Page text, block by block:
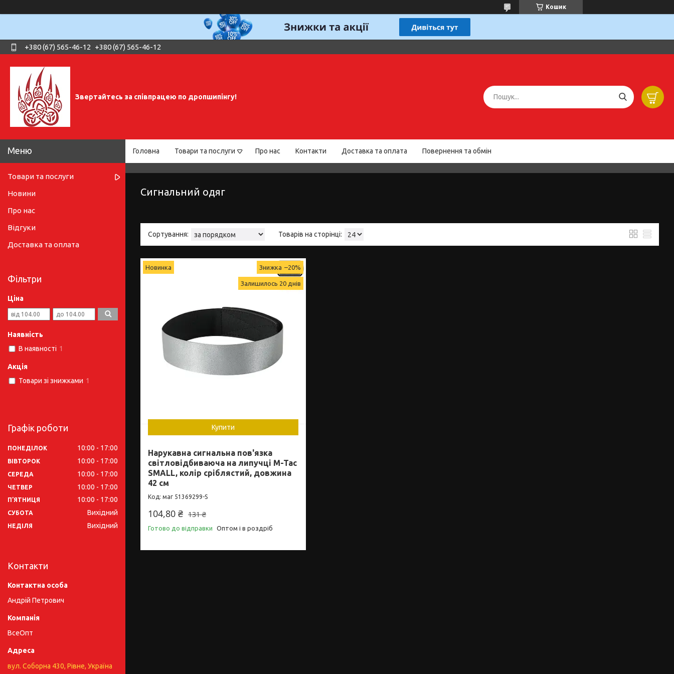
Кошик
+380 (67) 565-46-12 +380 (67) 565-46-12
Звертайтесь за співпрацею по дропшипінгу!
Головна Товари та послуги Про нас Контакти Доставка та оплата Повернення та обмін
Сигнальний одяг
Новинка –20%
Залишилось 20 днів
Купити
Нарукавна сигнальна пов'язка
світловідбиваюча на липучці M-Tac
SMALL, колір сріблястий, довжина
42 см
маг 51369299-S
131 ₴
104,80 ₴
Готово до відправки Оптом і в роздріб
Товари та послуги
Новини
Про нас
Відгуки
Доставка та оплата
Фільтри
Ціна
Наявність
В наявності 1
Акція
Товари зі знижками 1
Графік роботи
ПОНЕДІЛОК 10:00 17:00
ВІВТОРОК 10:00 17:00
СЕРЕДА 10:00 17:00
ЧЕТВЕР 10:00 17:00
ПʼЯТНИЦЯ 10:00 17:00
СУБОТА Вихідний
НЕДІЛЯ Вихідний
Контакти
Андрій Петрович
ВсеОпт
вул. Соборна 430, Рівне, Україна